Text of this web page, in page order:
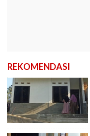
REKOMENDASI